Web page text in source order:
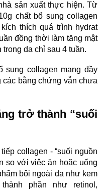
sản xuất thực hiện. Từ
chất bổ sung collagen
thích quá trình hydrat
đồng thời làm tăng mật
da chỉ sau 4 tuần.
sung collagen mang đầy
bằng chứng vẫn chưa
trở thành “suối
collagen - “suối nguồn
so với việc ăn hoặc uống
bôi ngoài da như kem
phần như retinol,